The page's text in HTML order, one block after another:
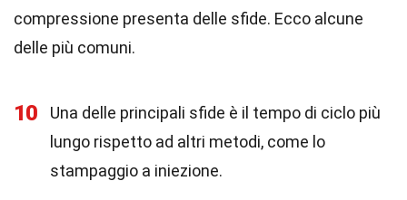
compressione presenta delle sfide. Ecco alcune
delle più comuni.
10
Una delle principali sfide è il tempo di ciclo più
lungo rispetto ad altri metodi, come lo
stampaggio a iniezione.